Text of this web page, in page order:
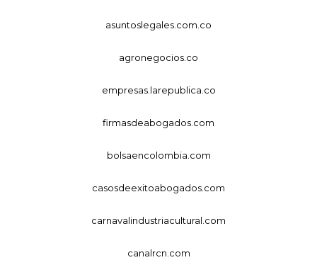
asuntoslegales.com.co
agronegocios.co
empresas.larepublica.co
firmasdeabogados.com
bolsaencolombia.com
casosdeexitoabogados.com
carnavalindustriacultural.com
canalrcn.com